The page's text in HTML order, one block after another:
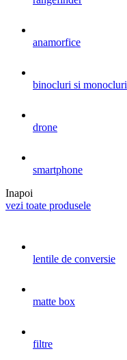
anamorfice
binocluri si monocluri
drone
smartphone
Inapoi
vezi toate produsele
lentile de conversie
matte box
filtre